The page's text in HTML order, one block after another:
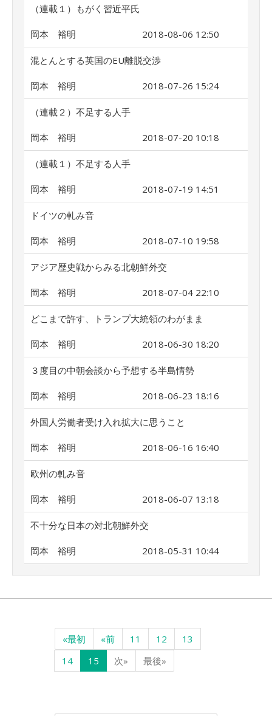
（連載１）もがく習近平氏
岡本 裕明 2018-08-06 12:50
混とんとする英国のEU離脱交渉
岡本 裕明 2018-07-26 15:24
（連載２）不足する人手
岡本 裕明 2018-07-20 10:18
（連載１）不足する人手
岡本 裕明 2018-07-19 14:51
ドイツの軋み音
岡本 裕明 2018-07-10 19:58
アジア歴史戦からみる北朝鮮外交
岡本 裕明 2018-07-04 22:10
どこまで許す、トランプ大統領のわがまま
岡本 裕明 2018-06-30 18:20
３度目の中朝会談から予想する半島情勢
岡本 裕明 2018-06-23 18:16
外国人労働者受け入れ拡大に思うこと
岡本 裕明 2018-06-16 16:40
欧州の軋み音
岡本 裕明 2018-06-07 13:18
不十分な日本の対北朝鮮外交
岡本 裕明 2018-05-31 10:44
«最初 «前 11 12
13
14
15 次» 最後»